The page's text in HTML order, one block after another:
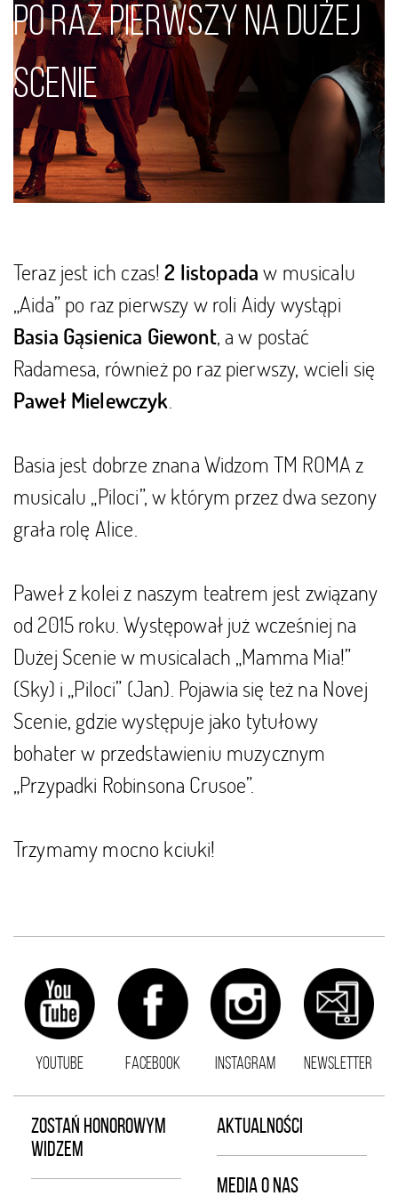
pierwszy na Dużej Scenie
po raz pierwszy na Dużej
Scenie
Teraz jest ich czas!2 listopada w musicalu
„Aida” po raz pierwszy w roli Aidy wystąpi
Basia Gąsienica Giewont, a w postać
Radamesa, również po raz pierwszy, wcieli się
Paweł Mielewczyk
Basia jest dobrze znana Widzom TM ROMA z
musicalu „Piloci”, w którym przez dwa sezony
grała rolę Alice.
Paweł z kolei z naszym teatrem jest związany
od 2015 roku. Występował już wcześniej na
Dużej Scenie w musicalach „Mamma Mia!”
(Sky) i „Piloci” (Jan). Pojawia się też na Novej
Scenie, gdzie występuje jako tytułowy
bohater w przedstawieniu muzycznym
„Przypadki Robinsona Crusoe”.
Trzymamy mocno kciuki!
YOUTUBE FACEBOOK INSTAGRAM NEWSLETTER
ZOSTAŃ HONOROWYM
WIDZEM
AKTUALNOŚCI
MEDIA O NAS